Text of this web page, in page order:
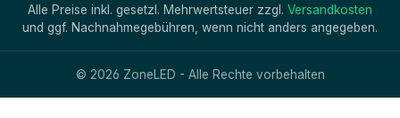
Alle Preise inkl. gesetzl. Mehrwertsteuer zzgl. Versandkosten
und ggf. Nachnahmegebühren, wenn nicht anders angegeben.
© 2026 ZoneLED - Alle Rechte vorbehalten